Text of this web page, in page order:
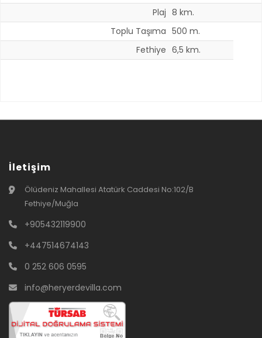
Plaj 8 km.
Toplu Taşıma 500 m.
Fethiye 6,5 km.
İletişim
Ölüdeniz Mahallesi Atatürk Caddesi No:102/B
Fethiye/Muğla
+905432119900
+447514674143
0 252 606 0595
info@heryerdevilla.com